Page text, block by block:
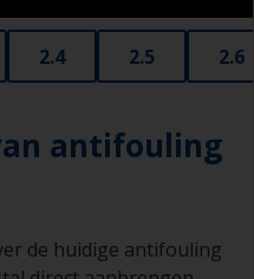
2.4 2.5 2.6
antifouling
de huidige antifouling